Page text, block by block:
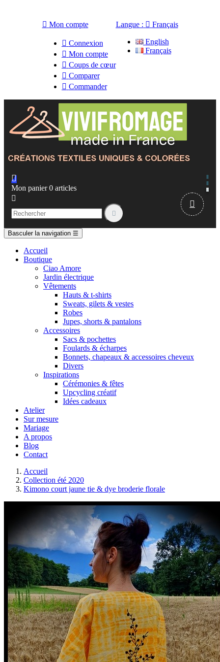
 Mon compte
 Connexion
 Mon compte
 Coups de cœur
 Comparer
 Commander
Langue :  Français
English
Français

Mon panier 0 articles



Basculer la navigation ☰
Accueil
Boutique
Ciao Amore
Jardin électrique
Vêtements
Hauts & t-shirts
Sweats, gilets & vestes
Robes
Jupes, shorts & pantalons
Accessoires
Sacs & pochettes
Foulards & écharpes
Bonnets, chapeaux & accessoires cheveux
Divers
Inspirations
Cérémonies & fêtes
Upcycling créatif
Idées cadeaux
Atelier
Sur mesure
Mariage
A propos
Blog
Contact
Accueil
Collection été 2020
Kimono court jaune tie & dye broderie florale